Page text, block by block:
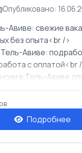
Опубликовано:
Авиве: свежие
без опыта<br />
Авиве:
с оплатой<br
в Тель-Авиве
Подробнее